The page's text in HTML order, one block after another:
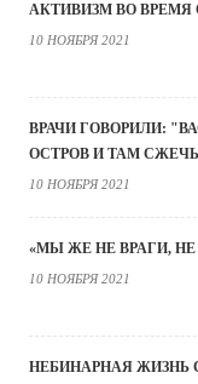
АКТИВИЗМ ВО ВРЕМЯ
10 НОЯБРЯ 2021
ВРАЧИ ГОВОРИЛИ:
ОСТРОВ И ТАМ
10 НОЯБРЯ 2021
«МЫ ЖЕ НЕ ВРАГИ,
10 НОЯБРЯ 2021
НЕБИНАРНАЯ ЖИЗНЬ